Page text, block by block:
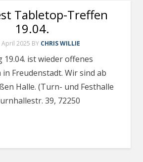
Tabletop-Treffen
19.04.
April 2025 BY CHRIS WILLIE
19.04. ist wieder offenes
Freudenstadt. Wir sind ab
Halle. (Turn- und Festhalle
39, 72250